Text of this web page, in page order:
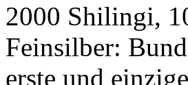
2000 Shilingi,
Feinsilber:
erste und